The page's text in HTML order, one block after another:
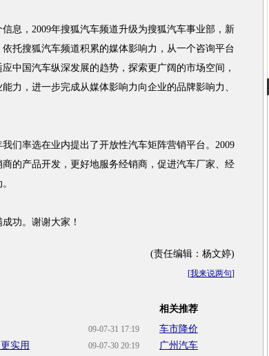
，2009年搜狐汽车频道升级为搜狐汽车事业部，新
托搜狐汽车频道积累的媒体影响力，从一个咨询平台
中国汽车纵深发展的趋势，探索更广阔的市场空间，
力，进一步完成从媒体影响力向企业的品牌影响力、
率选在业内提出了开放性汽车矩阵营销平台。2009
的产品开发，更好地服务经销商，促进汽车厂家、经
功。谢谢大家！
(责任编辑：杨文婷)
[我来说两句]
09-07-31 17:19
09-07-30 20:19
实用
相关推荐
车市降价
广州汽车